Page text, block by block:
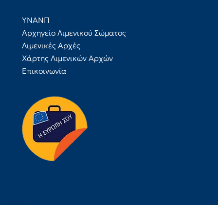
ΥΝΑΝΠ
Αρχηγείο Λιμενικού Σώματος
Λιμενικές Αρχές
Χάρτης Λιμενικών Αρχών
Επικοινωνία